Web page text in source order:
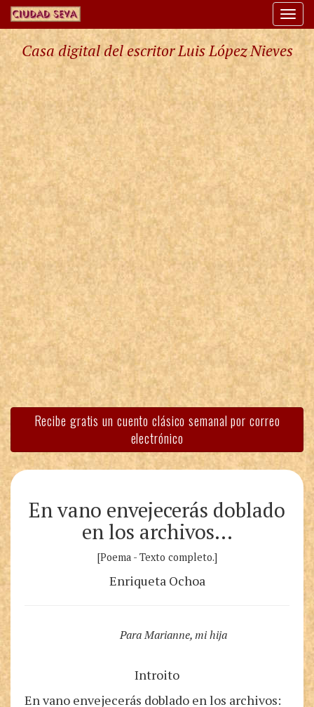
Casa digital del escritor Luis López Nieves
Recibe gratis un cuento clásico semanal por correo
electrónico
En vano envejecerás doblado
en los archivos…
[Poema - Texto completo.]
Enriqueta Ochoa
Para Marianne, mi hija
Introito
En vano envejecerás doblado en los archivos: